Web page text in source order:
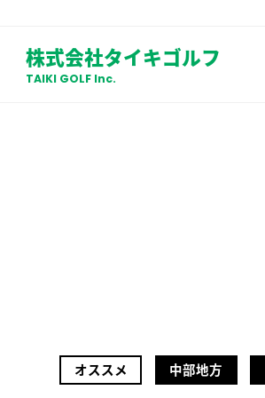
株式会社タイキゴルフ
TAIKI GOLF Inc.
オススメ 中部地方